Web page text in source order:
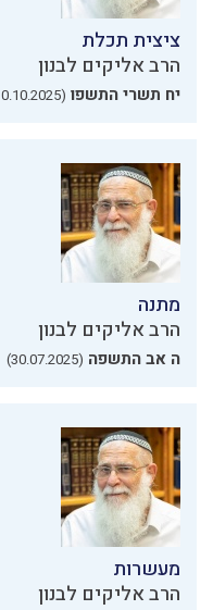
ציצית תכלת
הרב אליקים לבנון
יח תשרי התשפו (10.10.2025)
מתנה
הרב אליקים לבנון
ה אב התשפה (30.07.2025)
מעשרות
הרב אליקים לבנון